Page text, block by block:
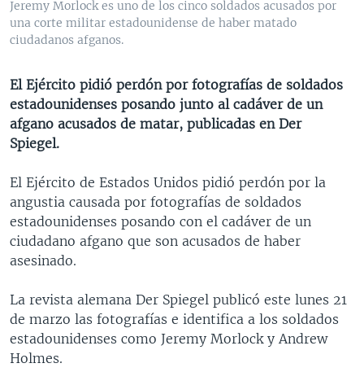
VENEZUELA
BRASIL
NICARAGUA
ECONOMÍA
ENTRETENIMIENTO Y CULTURA
DEPORTES
CIENCIA Y SALUD
MULTIMEDIA
VIDEOS
AUDIOS
PROGRAMAS TV
FORO INTERAMERICANO
VISIÓN 360
PANORAMA
AVANCE INFORMATIVO
AUDIONOTICIAS
ESTADOS UNIDOS AL DÍA
EL MUNDO AL DÍA [RADIO]
FORO [RADIO]
NOTA ECONÓMICA
ENTRETENIMIENTO
DIRECT
DOCUMENTALES DE LA VOA
Learning English
SÍGANOS
Idiomas
Jeremy Morlock es uno de los cinco soldados acusados por
una corte militar estadounidense de haber matado
ciudadanos afganos.
El Ejército pidió perdón por fotografías de soldados
estadounidenses posando junto al cadáver de un
afgano acusados de matar, publicadas en Der
Spiegel.
El Ejército de Estados Unidos pidió perdón por la
angustia causada por fotografías de soldados
estadounidenses posando con el cadáver de un
ciudadano afgano que son acusados de haber
asesinado.
La revista alemana Der Spiegel publicó este lunes 21
de marzo las fotografías e identifica a los soldados
estadounidenses como Jeremy Morlock y Andrew
Holmes.